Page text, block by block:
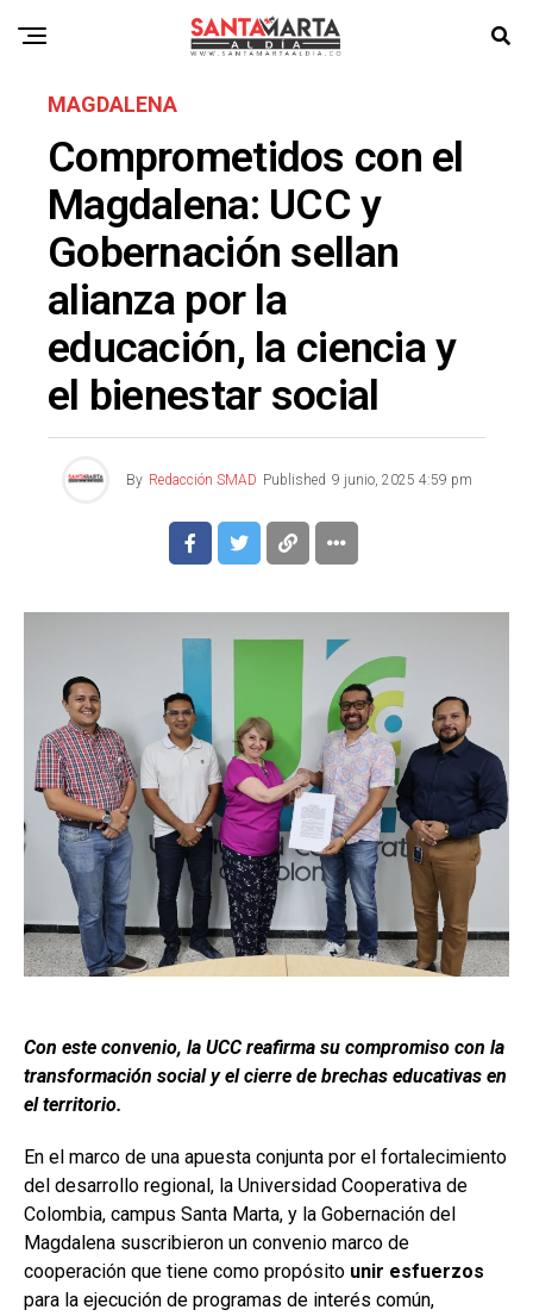
MAGDALENA
Comprometidos con el
Magdalena: UCC y
Gobernación sellan
alianza por la
educación, la ciencia y
el bienestar social
By Redacción SMAD Published 9 junio, 2025 4:59 pm
Con este convenio, la UCC reafirma su compromiso con la
transformación social y el cierre de brechas educativas en
el territorio.
En el marco de una apuesta conjunta por el fortalecimiento
del desarrollo regional, la Universidad Cooperativa de
Colombia, campus Santa Marta, y la Gobernación del
Magdalena suscribieron un convenio marco de
cooperación que tiene como propósito unir esfuerzos
para la ejecución de programas de interés común,